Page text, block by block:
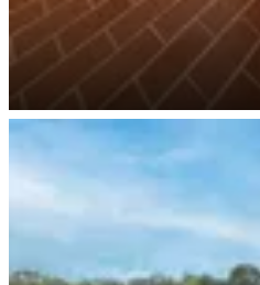
WeWash Waschen &